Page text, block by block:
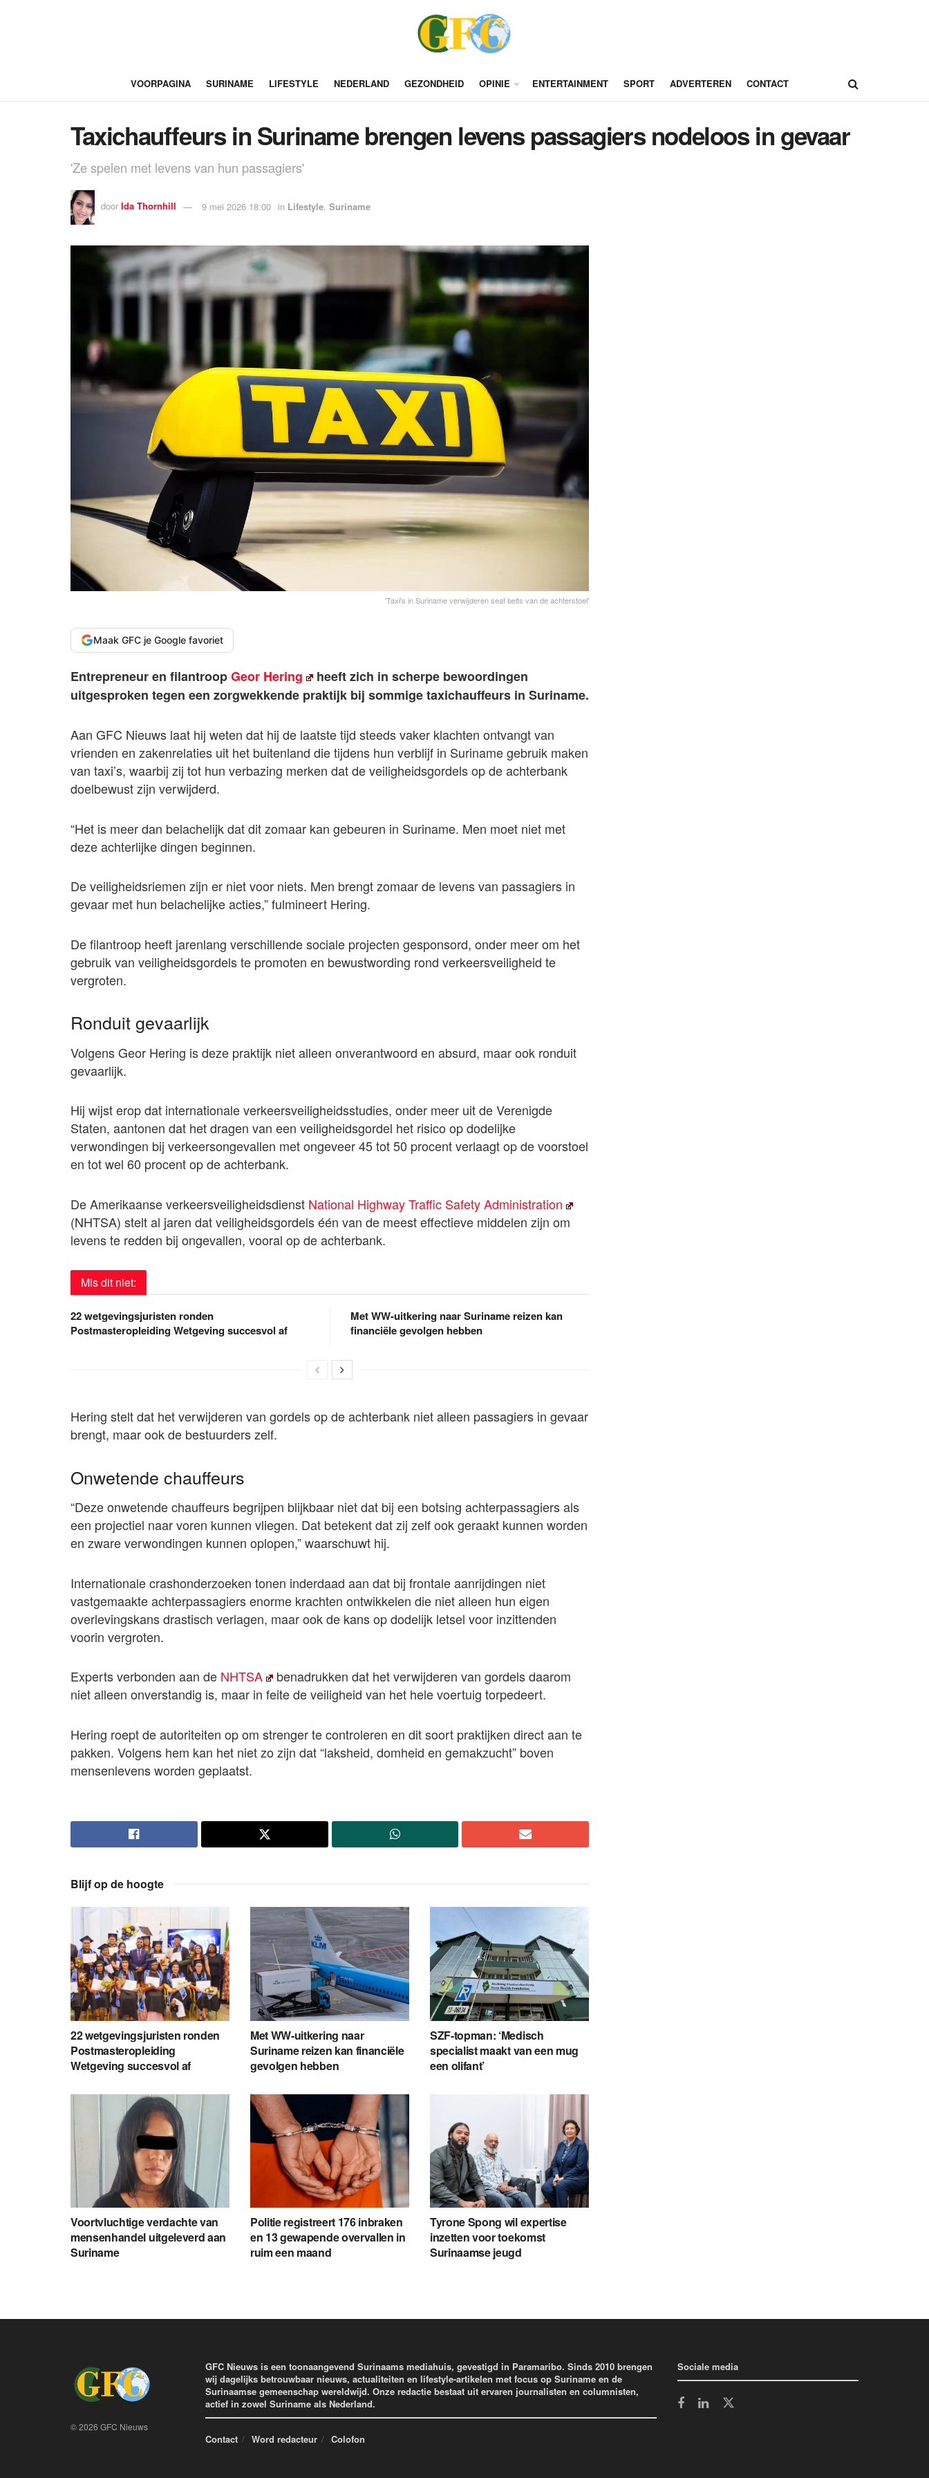
VOORPAGINA SURINAME LIFESTYLE NEDERLAND GEZONDHEID OPINIE ENTERTAINMENT SPORT ADVERTEREN CONTACT
Taxichauffeurs in Suriname brengen levens passagiers nodeloos in gevaar
'Ze spelen met levens van hun passagiers'
door Ida Thornhill 9 mei 2026 18:00 in Lifestyle, Suriname
'Taxi's in Suriname verwijderen seat belts van de achterstoel'
Maak GFC je Google favoriet
Entrepreneur en filantroopGeor Hering
heeft zich in scherpe bewoordingen
uitgesproken tegen een zorgwekkende praktijk bij sommige taxichauffeurs in Suriname.
Aan GFC Nieuws laat hij weten dat hij de laatste tijd steeds vaker klachten ontvangt van
vrienden en zakenrelaties uit het buitenland die tijdens hun verblijf in Suriname gebruik maken
van taxi’s, waarbij zij tot hun verbazing merken dat de veiligheidsgordels op de achterbank
doelbewust zijn verwijderd.
“Het is meer dan belachelijk dat dit zomaar kan gebeuren in Suriname. Men moet niet met
deze achterlijke dingen beginnen.
De veiligheidsriemen zijn er niet voor niets. Men brengt zomaar de levens van passagiers in
gevaar met hun belachelijke acties,” fulmineert Hering.
De filantroop heeft jarenlang verschillende sociale projecten gesponsord, onder meer om het
gebruik van veiligheidsgordels te promoten en bewustwording rond verkeersveiligheid te
vergroten.
Ronduit gevaarlijk
Volgens Geor Hering is deze praktijk niet alleen onverantwoord en absurd, maar ook ronduit
gevaarlijk.
Hij wijst erop dat internationale verkeersveiligheidsstudies, onder meer uit de Verenigde
Staten, aantonen dat het dragen van een veiligheidsgordel het risico op dodelijke
verwondingen bij verkeersongevallen met ongeveer 45 tot 50 procent verlaagt op de voorstoel
en tot wel 60 procent op de achterbank.
De Amerikaanse verkeersveiligheidsdienst National Highway Traffic Safety Administration
(NHTSA) stelt al jaren dat veiligheidsgordels één van de meest effectieve middelen zijn om
levens te redden bij ongevallen, vooral op de achterbank.
Mis dit niet:
22 wetgevingsjuristen ronden
Postmasteropleiding Wetgeving succesvol af
Met WW-uitkering naar Suriname reizen kan
financiële gevolgen hebben
Hering stelt dat het verwijderen van gordels op de achterbank niet alleen passagiers in gevaar
brengt, maar ook de bestuurders zelf.
Onwetende chauffeurs
“Deze onwetende chauffeurs begrijpen blijkbaar niet dat bij een botsing achterpassagiers als
een projectiel naar voren kunnen vliegen. Dat betekent dat zij zelf ook geraakt kunnen worden
en zware verwondingen kunnen oplopen,” waarschuwt hij.
Internationale crashonderzoeken tonen inderdaad aan dat bij frontale aanrijdingen niet
vastgemaakte achterpassagiers enorme krachten ontwikkelen die niet alleen hun eigen
overlevingskans drastisch verlagen, maar ook de kans op dodelijk letsel voor inzittenden
voorin vergroten.
Experts verbonden aan de NHTSA
benadrukken dat het verwijderen van gordels daarom
niet alleen onverstandig is, maar in feite de veiligheid van het hele voertuig torpedeert.
Hering roept de autoriteiten op om strenger te controleren en dit soort praktijken direct aan te
pakken. Volgens hem kan het niet zo zijn dat “laksheid, domheid en gemakzucht” boven
mensenlevens worden geplaatst.
Blijf op de hoogte
22 wetgevingsjuristen ronden
Postmasteropleiding
Wetgeving succesvol af
Met WW-uitkering naar
Suriname reizen kan financiële
gevolgen hebben
SZF-topman: ‘Medisch
specialist maakt van een mug
een olifant’
Voortvluchtige verdachte van
mensenhandel uitgeleverd aan
Suriname
Politie registreert 176 inbraken
en 13 gewapende overvallen in
ruim een maand
Tyrone Spong wil expertise
inzetten voor toekomst
Surinaamse jeugd
© 2026 GFC Nieuws
GFC Nieuws is een toonaangevend Surinaams mediahuis, gevestigd in Paramaribo. Sinds 2010 brengen
wij dagelijks betrouwbaar nieuws, actualiteiten en lifestyle-artikelen met focus op Suriname en de
Surinaamse gemeenschap wereldwijd. Onze redactie bestaat uit ervaren journalisten en columnisten,
actief in zowel Suriname als Nederland.
Contact Word redacteur Colofon
Sociale media